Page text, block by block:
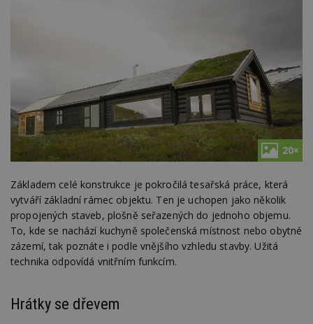
20×
Základem celé konstrukce je pokročilá tesařská práce, která
vytváří základní rámec objektu. Ten je uchopen jako několik
propojených staveb, plošně seřazených do jednoho objemu.
To, kde se nachází kuchyně společenská místnost nebo obytné
zázemí, tak poznáte i podle vnějšího vzhledu stavby. Užitá
technika odpovídá vnitřním funkcím.
Hrátky se dřevem